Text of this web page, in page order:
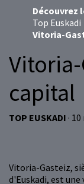
Découvrez
Top Euskadi
Vitoria-
capital
TOP EUSKADI ·
Vitoria-Gasteiz,
d'Euskadi, est une